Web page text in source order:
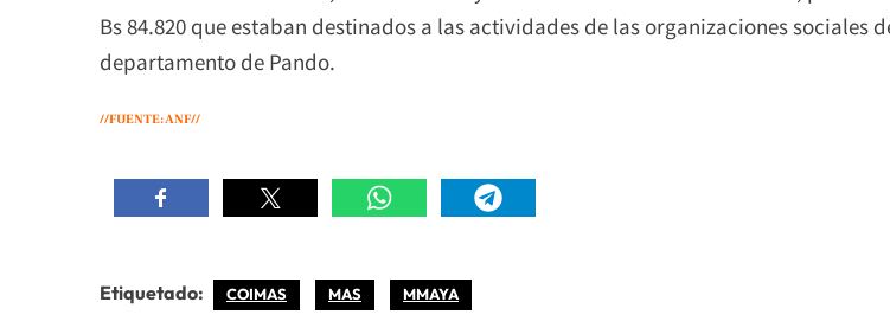
Bs 84.820 que estaban destinados a las actividades de las organizaciones sociales
departamento de Pando.
//FUENTE: ANF//
Etiquetado: COIMAS MAS MMAYA